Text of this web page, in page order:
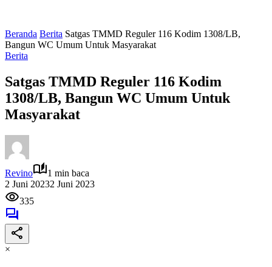
Beranda Berita Satgas TMMD Reguler 116 Kodim 1308/LB,
Bangun WC Umum Untuk Masyarakat
Berita
Satgas TMMD Reguler 116 Kodim
1308/LB, Bangun WC Umum Untuk
Masyarakat
Revino
1 min baca
2 Juni 20232 Juni 2023
335
×